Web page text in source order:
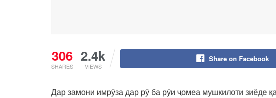
306
SHARES
2.4k
VIEWS
Share on Facebook
Дар замони имрӯза дар рӯ ба рӯи ҷомеа мушкилоти зиёде